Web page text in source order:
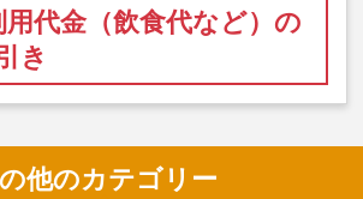
用代金（飲食代など）の
き
他のカテゴリー